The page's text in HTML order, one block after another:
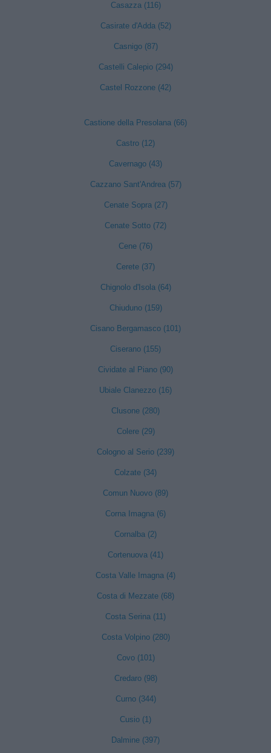
Casazza (116)
Casirate d'Adda (52)
Casnigo (87)
Castelli Calepio (294)
Castel Rozzone (42)
Castione della Presolana (66)
Castro (12)
Cavernago (43)
Cazzano Sant'Andrea (57)
Cenate Sopra (27)
Cenate Sotto (72)
Cene (76)
Cerete (37)
Chignolo d'Isola (64)
Chiuduno (159)
Cisano Bergamasco (101)
Ciserano (155)
Cividate al Piano (90)
Ubiale Clanezzo (16)
Clusone (280)
Colere (29)
Cologno al Serio (239)
Colzate (34)
Comun Nuovo (89)
Corna Imagna (6)
Cornalba (2)
Cortenuova (41)
Costa Valle Imagna (4)
Costa di Mezzate (68)
Costa Serina (11)
Costa Volpino (280)
Covo (101)
Credaro (98)
Curno (344)
Cusio (1)
Dalmine (397)